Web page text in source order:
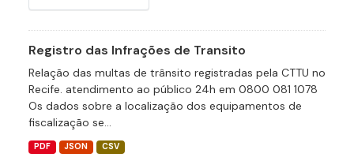
Registro das Infrações de Transito
Relação das multas de trânsito registradas pela CTTU no
Recife. atendimento ao público 24h em 0800 081 1078
Os dados sobre a localização dos equipamentos de
fiscalização se...
PDF JSON CSV